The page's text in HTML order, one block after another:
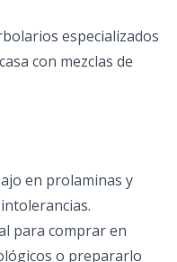
especializados
con mezclas de
en prolaminas y
para comprar en
o prepararlo